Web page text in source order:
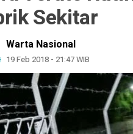
Sekitar
Warta Nasional
19 Feb 2018 - 21:47 WIB